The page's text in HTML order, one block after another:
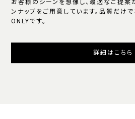
お客様のシーンを想像し、最適なご提案
ンナップをご用意しています。品質だけ
ONLYです。
詳細はこちら